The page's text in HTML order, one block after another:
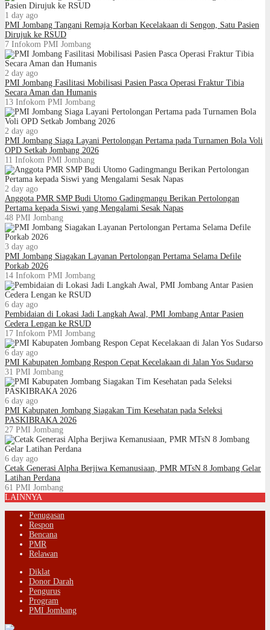
1 day ago
PMI Jombang Tangani Remaja Korban Kecelakaan di Sengon, Satu Pasien
Dirujuk ke RSUD
7 Infokom PMI Jombang
2 day ago
PMI Jombang Fasilitasi Mobilisasi Pasien Pasca Operasi Fraktur Tibia
Secara Aman dan Humanis
13 Infokom PMI Jombang
2 day ago
PMI Jombang Siaga Layani Pertolongan Pertama pada Turnamen Bola Voli
OPD Setkab Jombang 2026
11 Infokom PMI Jombang
2 day ago
Anggota PMR SMP Budi Utomo Gadingmangu Berikan Pertolongan
Pertama kepada Siswi yang Mengalami Sesak Napas
48 PMI Jombang
3 day ago
PMI Jombang Siagakan Layanan Pertolongan Pertama Selama Defile
Porkab 2026
14 Infokom PMI Jombang
6 day ago
Pembidaian di Lokasi Jadi Langkah Awal, PMI Jombang Antar Pasien
Cedera Lengan ke RSUD
17 Infokom PMI Jombang
6 day ago
PMI Kabupaten Jombang Respon Cepat Kecelakaan di Jalan Yos Sudarso
31 PMI Jombang
6 day ago
PMI Kabupaten Jombang Siagakan Tim Kesehatan pada Seleksi
PASKIBRAKA 2026
27 PMI Jombang
6 day ago
Cetak Generasi Alpha Berjiwa Kemanusiaan, PMR MTsN 8 Jombang Gelar
Latihan Perdana
61 PMI Jombang
LAINNYA
Penugasan
Respon
Bencana
PMR
Relawan
Diklat
Donor Darah
Pengurus
Program
PMI Jombang